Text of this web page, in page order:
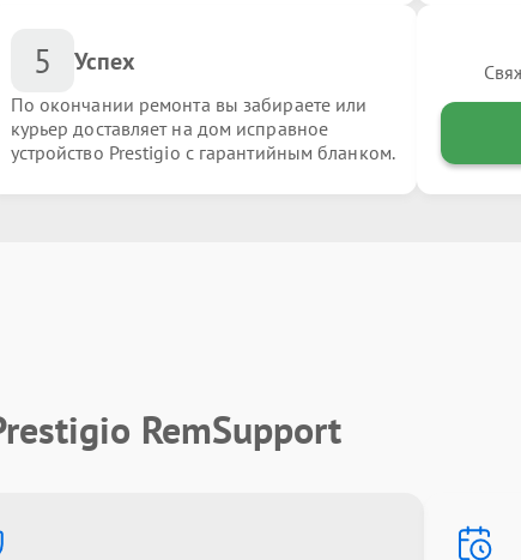
5 Успех
По окончании ремонта вы забираете или
курьер доставляет на дом исправное
устройство Prestigio с гарантийным бланком.
RemSupport